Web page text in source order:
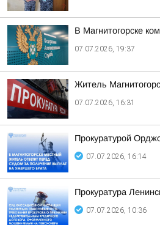
В Магнитогорске
07.07.2026, 19:37
Житель
07.07.2026, 16:31
Прокуратурой
07.07.2026, 16:14
Прокуратура
07.07.2026, 10:36